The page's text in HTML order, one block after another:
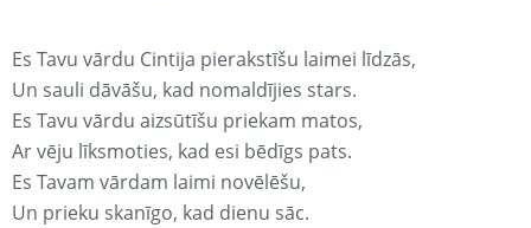
Es Tavu vārdu Cintija pierakstīšu laimei līdzās,
Un sauli dāvāšu, kad nomaldījies stars.
Es Tavu vārdu aizsūtīšu priekam matos,
Ar vēju līksmoties, kad esi bēdīgs pats.
Es Tavam vārdam laimi novēlēšu,
Un prieku skanīgo, kad dienu sāc.